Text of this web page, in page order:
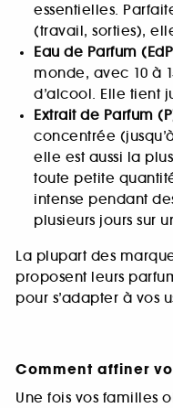
essentielles.
(travail, sorties),
Eau de Parfum
monde, avec 10 à
d’alcool. Elle tient
Extrait de Parfum
concentrée
elle est aussi la
toute petite
intense pendant
plusieurs jours sur
La plupart des
proposent leurs
pour s’adapter à vos
Comment affiner
Une fois vos familles